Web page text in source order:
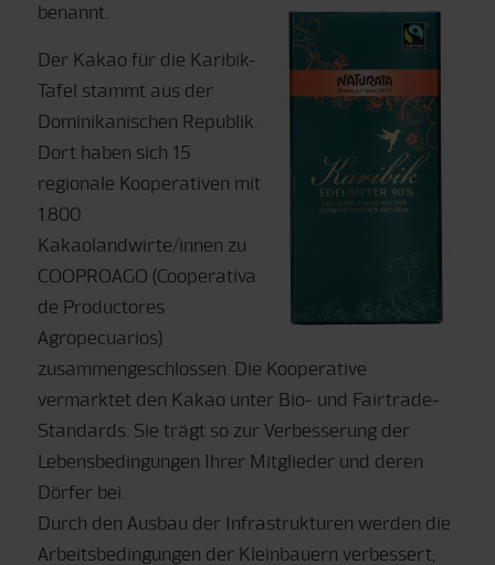
benannt.
Der Kakao für die Karibik-
Tafel stammt aus der
Dominikanischen Republik.
Dort haben sich 15
regionale Kooperativen mit
1.800
Kakaolandwirte/innen zu
COOPROAGO (Cooperativa
de Productores
Agropecuarios)
zusammengeschlossen. Die Kooperative
vermarktet den Kakao unter Bio- und Fairtrade-
Standards. Sie trägt so zur Verbesserung der
Lebensbedingungen Ihrer Mitglieder und deren
Dörfer bei.
Durch den Ausbau der Infrastrukturen werden die
Arbeitsbedingungen der Kleinbauern verbessert,